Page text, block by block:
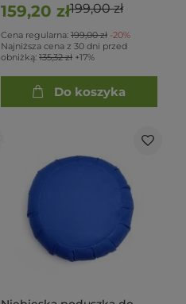
159,20 zł199,00 zł
Cena regularna: 199,00 zł -20%
Najniższa cena z 30 dni przed
obniżką: 135,32 zł +17%
Do koszyka